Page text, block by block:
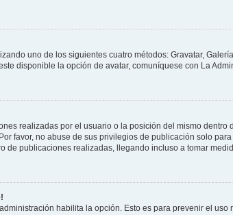
uno de los siguientes cuatro métodos: Gravatar,
disponible la opción de avatar, comuníquese con La
realizadas por el usuario o la posición del mismo dentro
favor, no abuse de sus privilegios de publicación solo
publicaciones realizadas, llegando incluso a tomar
habilita la opción. Esto es para prevenir el